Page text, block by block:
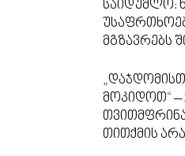
საიდუმლო:
მგზავრებს
მოკიდოთ“ –
თითქმის